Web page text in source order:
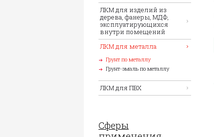
ЛКМ для изделий из
дерева, фанеры, МДФ,
эксплуатирующихся
внутри помещений
ЛКМ для металла
Грунт по металлу
Грунт-эмаль по металлу
ЛКМ для ПВХ
Сферы